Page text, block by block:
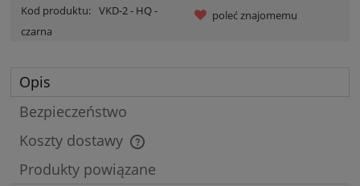
Kod produktu: VKD-2 - HQ -
czarna
poleć znajomemu
Opis
Bezpieczeństwo
Koszty dostawy
Cena nie zawiera ewentualnych kosztów płatności
Produkty powiązane